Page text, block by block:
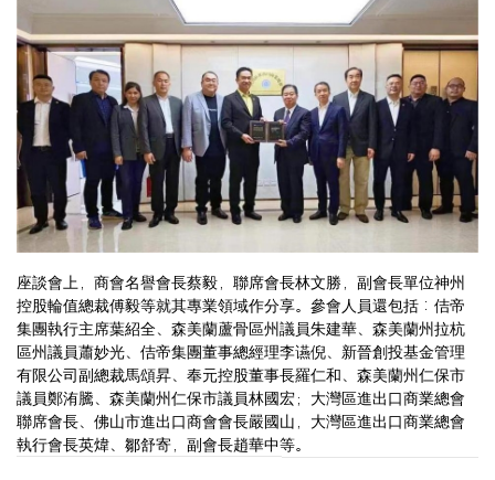
座談會上，商會名譽會長蔡毅，聯席會長林文勝，副會長單位神州
控股輪值總裁傅毅等就其專業領域作分享。參會人員還包括︰佶帝
集團執行主席葉紹全、森美蘭蘆骨區州議員朱建華、森美蘭州拉杭
區州議員蕭妙光、佶帝集團董事總經理李䜩倪、新晉創投基金管理
有限公司副總裁馬頌昇、奉元控股董事長羅仁和、森美蘭州仁保市
議員鄭洧騰、森美蘭州仁保市議員林國宏；大灣區進出口商業總會
聯席會長、佛山市進出口商會會長嚴國山，大灣區進出口商業總會
執行會長英煒、鄒舒寄，副會長趙華中等。